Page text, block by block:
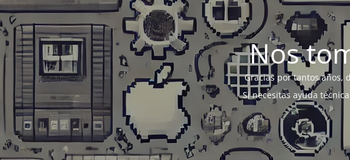
Nos
Gracias por tantos años,
Si necesitas ayuda